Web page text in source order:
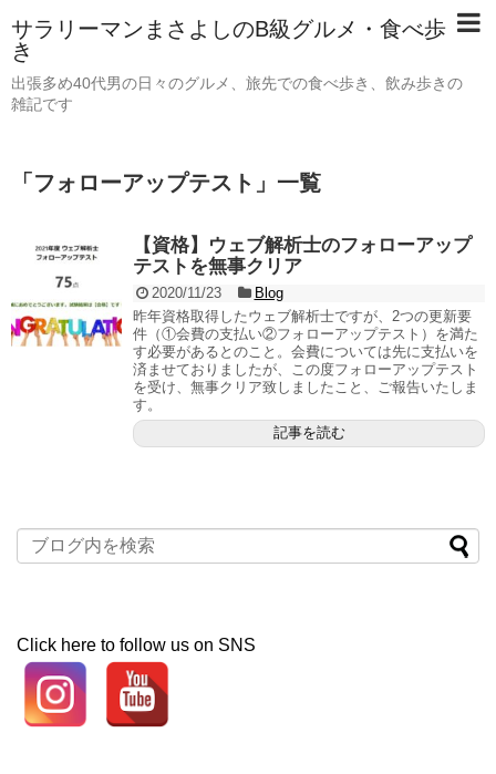
サラリーマンまさよしのB級グルメ・食べ歩
き
出張多め40代男の日々のグルメ、旅先での食べ歩き、飲み歩きの
雑記です
「 フォローアップテスト 」 一覧
【資格】ウェブ解析士のフォローアップ
テストを無事クリア
2020/11/23
Blog
昨年資格取得したウェブ解析士ですが、2つの更新要
件（①会費の支払い②フォローアップテスト）を満た
す必要があるとのこと。会費については先に支払いを
済ませておりましたが、この度フォローアップテスト
を受け、無事クリア致しましたこと、ご報告いたしま
す。
記事を読む
Click here to follow us on SNS